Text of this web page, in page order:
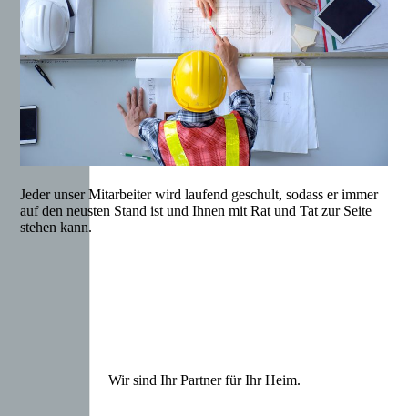
Jeder unser Mitarbeiter wird laufend geschult, sodass er immer
auf den neusten Stand ist und Ihnen mit Rat und Tat zur Seite
stehen kann.
Wir sind Ihr Partner für Ihr Heim.